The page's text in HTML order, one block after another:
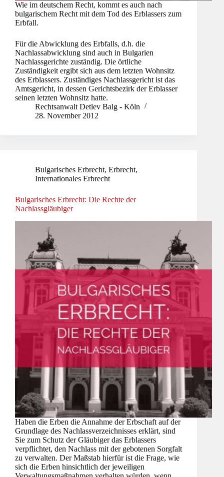
Wie im deutschem Recht, kommt es auch nach
bulgarischem Recht mit dem Tod des Erblassers zum
Erbfall.
Für die Abwicklung des Erbfalls, d.h. die
Nachlassabwicklung sind auch in Bulgarien
Nachlassgerichte zuständig. Die örtliche
Zuständigkeit ergibt sich aus dem letzten Wohnsitz
des Erblassers. Zuständiges Nachlassgericht ist das
Amtsgericht, in dessen Gerichtsbezirk der Erblasser
seinen letzten Wohnsitz hatte.
Rechtsanwalt Detlev Balg - Köln
28. November 2012
Bulgarisches Erbrecht, Erbrecht,
Internationales Erbrecht
Bulgarisches Erbrecht: Die Rechte der
Nachlassgläubiger
Haben die Erben die Annahme der Erbschaft auf der
Grundlage des Nachlassverzeichnisses erklärt, sind
Sie zum Schutz der Gläubiger das Erblassers
verpflichtet, den Nachlass mit der gebotenen Sorgfalt
zu verwalten. Der Maßstab hierfür ist die Frage, wie
sich die Erben hinsichtlich der jeweiligen